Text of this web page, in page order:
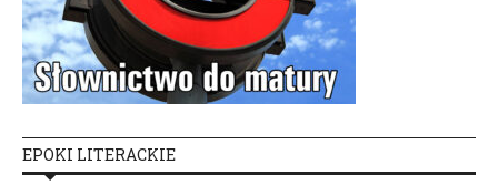
EPOKI LITERACKIE